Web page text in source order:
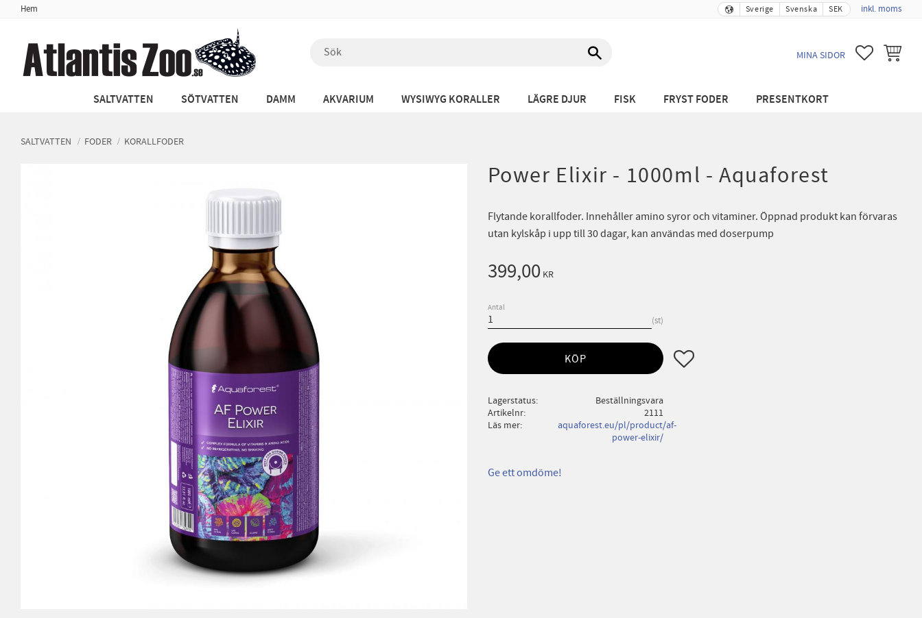
Hem Sverige Svenska SEK inkl. moms
MINA SIDOR FAVORITER
SALTVATTEN SÖTVATTEN DAMM AKVARIUM WYSIWYG KORALLER LÄGRE DJUR FISK FRYST FODER PRESENTKORT
SALTVATTEN FODER KORALLFODER
Power Elixir - 1000ml - Aquaforest
Flytande korallfoder. Innehåller amino syror och vitaminer. Öppnad produkt kan förvaras
utan kylskåp i upp till 30 dagar, kan användas med doserpump
399,00KR
Antal
st
KÖP Lägg till i favoriter
Lagerstatus
Beställningsvara
Artikelnr
2111
Läs mer
aquaforest.eu/pl/product/af-
power-elixir/
Ge ett omdöme!